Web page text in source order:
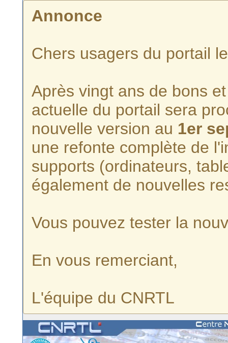
Annonce
Chers usagers du portail
Après vingt ans de bons
actuelle du portail sera
nouvelle version au 1er
une refonte complète de
supports (ordinateurs,
également de nouvelles
Vous pouvez tester la
En vous remerciant,
L'équipe du CNRTL